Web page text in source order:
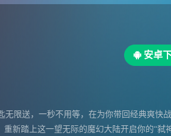
安卓
限送，一秒不用等，在为你带回经典爽快
新踏上这一望无际的魔幻大陆开启你的“弑